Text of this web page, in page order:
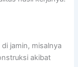
jamin, misalnya
akibat